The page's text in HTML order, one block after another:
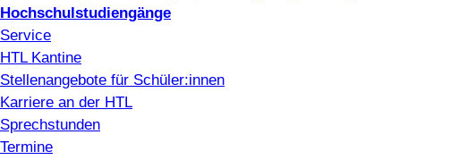
Hochschulstudiengänge
Service
HTL Kantine
Stellenangebote für Schüler:innen
Karriere an der HTL
Sprechstunden
Termine